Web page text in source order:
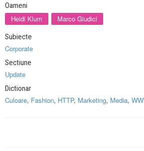
Oameni
Heidi Klum Marco Giudici
Subiecte
Corporate
Sectiune
Update
Dictionar
Culoare, Fashion, HTTP, Marketing, Media,